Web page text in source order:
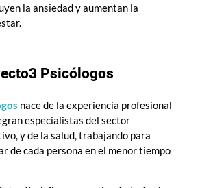
la ansiedad y aumentan la
Psicólogos
nace de la experiencia profesional
especialistas del sector
y de la salud, trabajando para
de cada persona en el menor tiempo